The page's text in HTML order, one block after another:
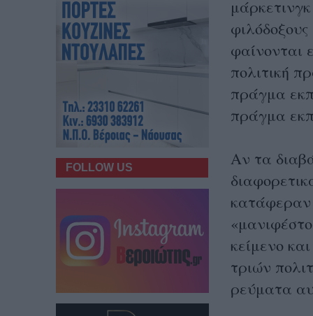
φαίνονται
πολιτική
πράγμα
πράγμα
Αν τα
κατάφεραν
κείμενο
τριών
ρεύματα
FOLLOW US